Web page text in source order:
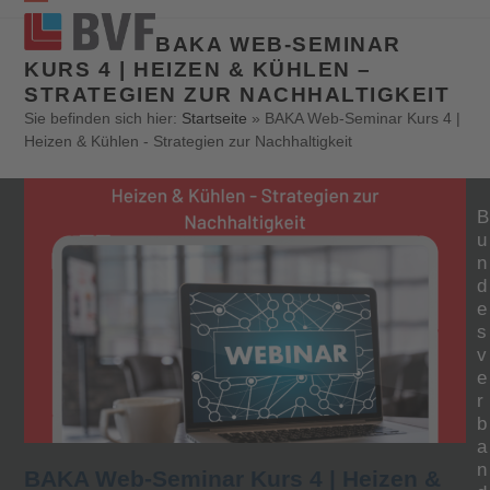
Open
mobile
menu
Close
mobile
menu
BAKA WEB-SEMINAR
KURS 4 | HEIZEN & KÜHLEN –
STRATEGIEN ZUR NACHHALTIGKEIT
Sie befinden sich hier: Startseite » BAKA Web-Seminar Kurs 4 |
Heizen & Kühlen - Strategien zur Nachhaltigkeit
B
u
n
d
e
s
v
e
r
b
a
n